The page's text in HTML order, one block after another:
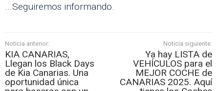
...Seguiremos informando.
Noticia anterior:
KIA CANARIAS,
Llegan los Black Days
de Kia Canarias. Una
oportunidad única
Noticia siguiente:
Ya hay LISTA de
VEHÍCULOS para el
MEJOR COCHE de
CANARIAS 2025. Aquí